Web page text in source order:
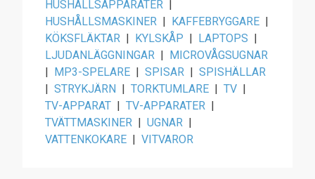
HUSHÅLLSAPPARATER |
HUSHÅLLSMASKINER | KAFFEBRYGGARE |
KÖKSFLÄKTAR | KYLSKÅP | LAPTOPS |
LJUDANLÄGGNINGAR | MICROVÅGSUGNAR
| MP3-SPELARE | SPISAR | SPISHÄLLAR
| STRYKJÄRN | TORKTUMLARE | TV |
TV-APPARAT | TV-APPARATER |
TVÄTTMASKINER | UGNAR |
VATTENKOKARE | VITVAROR